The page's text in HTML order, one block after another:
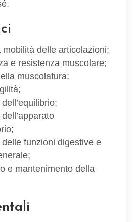
delle articolazioni;
e resistenza muscolare;
muscolatura;
funzioni digestive e
e mantenimento della